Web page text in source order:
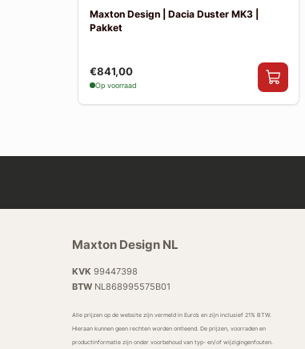
Maxton Design | Dacia Duster MK3 |
Pakket
€841,00
Op voorraad
Maxton Design NL
KVK 99447398
BTWNL868995575B01
Alle prijzen op de website zijn vermeld in Euro’s en zijn inclusief 21% BTW.
Hieraan kunnen geen rechten worden ontleend. De prijzen, voorraden en
productinformatie zijn onder voorbehoud van typ- en/of wijzigingenfouten.